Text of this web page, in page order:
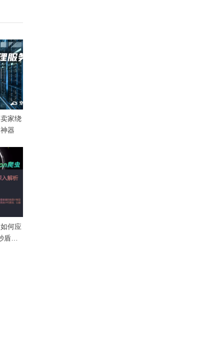
家绕
器
何应
挑